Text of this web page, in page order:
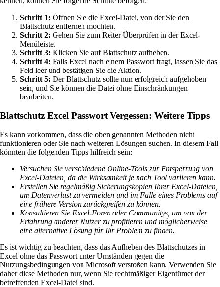
Schritt 1: Öffnen Sie die Excel-Datei, von der Sie den
Blattschutz entfernen möchten.
Schritt 2: Gehen Sie zum Reiter Überprüfen in der Excel-
Menüleiste.
Schritt 3: Klicken Sie auf Blattschutz aufheben.
Schritt 4: Falls Excel nach einem Passwort fragt, lassen Sie das
Feld leer und bestätigen Sie die Aktion.
Schritt 5: Der Blattschutz sollte nun erfolgreich aufgehoben
sein, und Sie können die Datei ohne Einschränkungen
bearbeiten.
Blattschutz Excel Passwort Vergessen: Weitere Tipps
Es kann vorkommen, dass die oben genannten Methoden nicht
funktionieren oder Sie nach weiteren Lösungen suchen. In diesem Fall
könnten die folgenden Tipps hilfreich sein:
Versuchen Sie verschiedene Online-Tools zur Entsperrung von
Excel-Dateien, da die Wirksamkeit je nach Tool variieren kann.
Erstellen Sie regelmäßig Sicherungskopien Ihrer Excel-Dateien,
um Datenverlust zu vermeiden und im Falle eines Problems auf
eine frühere Version zurückgreifen zu können.
Konsultieren Sie Excel-Foren oder Communitys, um von der
Erfahrung anderer Nutzer zu profitieren und möglicherweise
eine alternative Lösung für Ihr Problem zu finden.
Es ist wichtig zu beachten, dass das Aufheben des Blattschutzes in
Excel ohne das Passwort unter Umständen gegen die
Nutzungsbedingungen von Microsoft verstoßen kann. Verwenden Sie
daher diese Methoden nur, wenn Sie rechtmäßiger Eigentümer der
betreffenden Excel-Datei sind.